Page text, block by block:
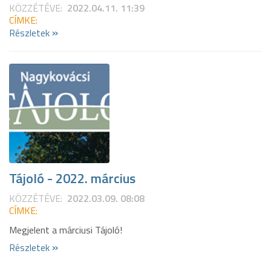
KÖZZÉTÉVE: 2022.04.11. 11:39
CÍMKE:
Részletek »
Tájoló - 2022. március
KÖZZÉTÉVE: 2022.03.09. 08:08
CÍMKE:
Megjelent a márciusi Tájoló!
Részletek »